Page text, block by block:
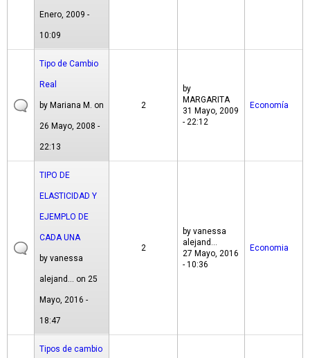
Enero, 2009 -
10:09
Tipo de Cambio
Real
by Mariana M. on
26 Mayo, 2008 -
22:13
2
by
MARGARITA
31 Mayo, 2009
- 22:12
Economía
TIPO DE
ELASTICIDAD Y
EJEMPLO DE
CADA UNA
by vanessa
alejand... on 25
Mayo, 2016 -
18:47
2
by vanessa
alejand...
27 Mayo, 2016
- 10:36
Economia
Tipos de cambio